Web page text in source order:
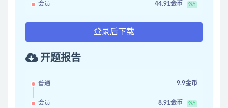
会员 44.91金币 9折
登录后下载
开题报告
普通 9.9金币
会员 8.91金币 9折